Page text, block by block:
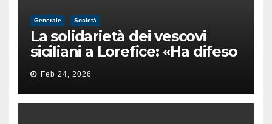
Generale Società
La solidarietà dei vescovi
siciliani a Lorefice: «Ha difeso
il valore e la dignità
dell’umanità»
Feb 24, 2026